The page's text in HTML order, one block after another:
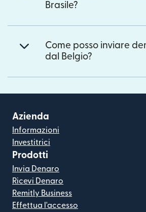
Brasile?
Come posso inviare
dal Belgio?
Azienda
Informazioni
Investitrici
Prodotti
Invia Denaro
Ricevi Denaro
Remitly Business
Effettua l'accesso